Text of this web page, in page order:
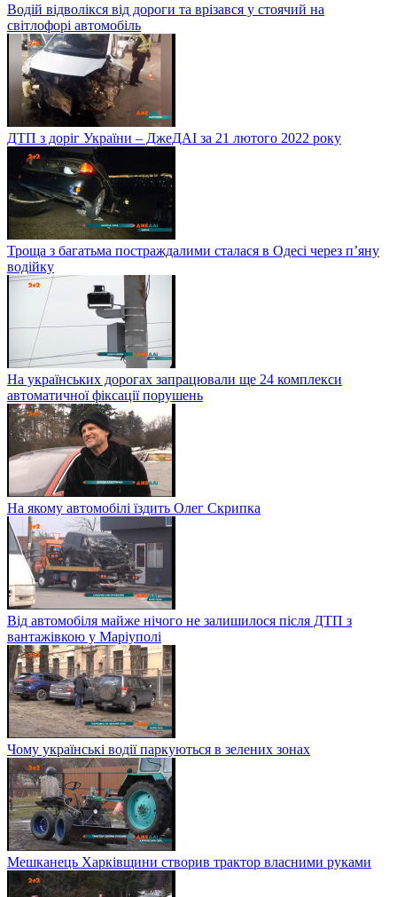
Водій відволікся від дороги та врізався у стоячий на
світлофорі автомобіль
ДТП з доріг України – ДжеДАІ за 21 лютого 2022 року
Троща з багатьма постраждалими сталася в Одесі через п’яну
водійку
На українських дорогах запрацювали ще 24 комплекси
автоматичної фіксації порушень
На якому автомобілі їздить Олег Скрипка
Від автомобіля майже нічого не залишилося після ДТП з
вантажівкою у Маріуполі
Чому українські водії паркуються в зелених зонах
Мешканець Харківщини створив трактор власними руками